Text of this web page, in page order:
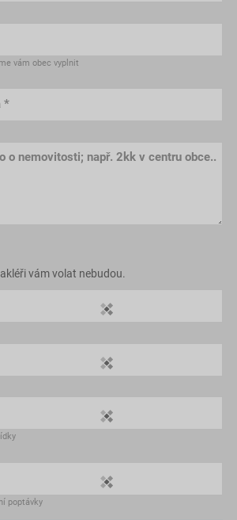
vám obec vyplnit
*
o nemovitosti; např. 2kk v centru obce..
vám volat nebudou.
poptávky